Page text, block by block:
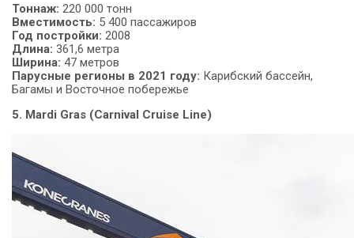
Тоннаж: 220 000 тонн
Вместимость: 5 400 пассажиров
Год постройки: 2008
Длина: 361,6 метра
Ширина: 47 метров
Парусные регионы в 2021 году: Карибский бассейн,
Багамы и Восточное побережье
5. Mardi Gras (Carnival Cruise Line)